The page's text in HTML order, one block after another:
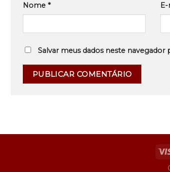
Nome *
Salvar meus dados neste